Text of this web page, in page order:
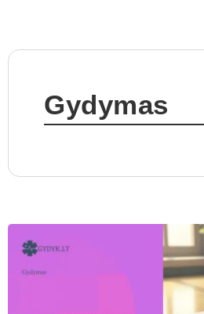
Gydymas